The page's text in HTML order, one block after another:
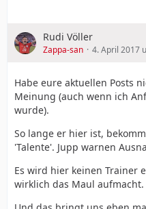
Rudi Völler
Zappa-san 4. April 2017
Habe eure aktuellen Posts
Meinung (auch wenn ich
wurde).
So lange er hier ist,
'Talente'. Jupp warnen
Es wird hier keinen Trainer
wirklich das Maul aufmacht.